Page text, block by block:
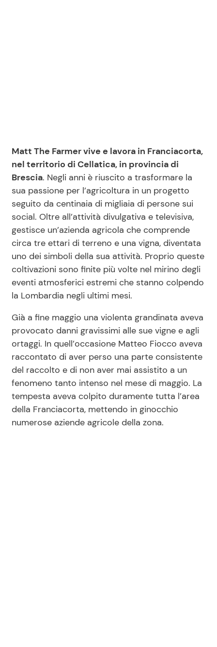
Matt The Farmer vive e lavora in Franciacorta,
nel territorio di Cellatica, in provincia di
Brescia. Negli anni è riuscito a trasformare la
sua passione per l’agricoltura in un progetto
seguito da centinaia di migliaia di persone sui
social. Oltre all’attività divulgativa e televisiva,
gestisce un’azienda agricola che comprende
circa tre ettari di terreno e una vigna, diventata
uno dei simboli della sua attività. Proprio queste
coltivazioni sono finite più volte nel mirino degli
eventi atmosferici estremi che stanno colpendo
la Lombardia negli ultimi mesi.
Già a fine maggio una violenta grandinata aveva
provocato danni gravissimi alle sue vigne e agli
ortaggi. In quell’occasione Matteo Fiocco aveva
raccontato di aver perso una parte consistente
del raccolto e di non aver mai assistito a un
fenomeno tanto intenso nel mese di maggio. La
tempesta aveva colpito duramente tutta l’area
della Franciacorta, mettendo in ginocchio
numerose aziende agricole della zona.